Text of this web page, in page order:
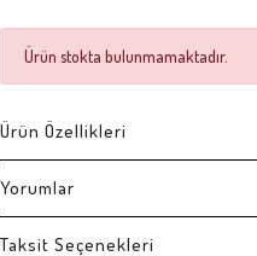
Ürün stokta bulunmamaktadır.
Ürün Özellikleri
Yorumlar
Taksit Seçenekleri